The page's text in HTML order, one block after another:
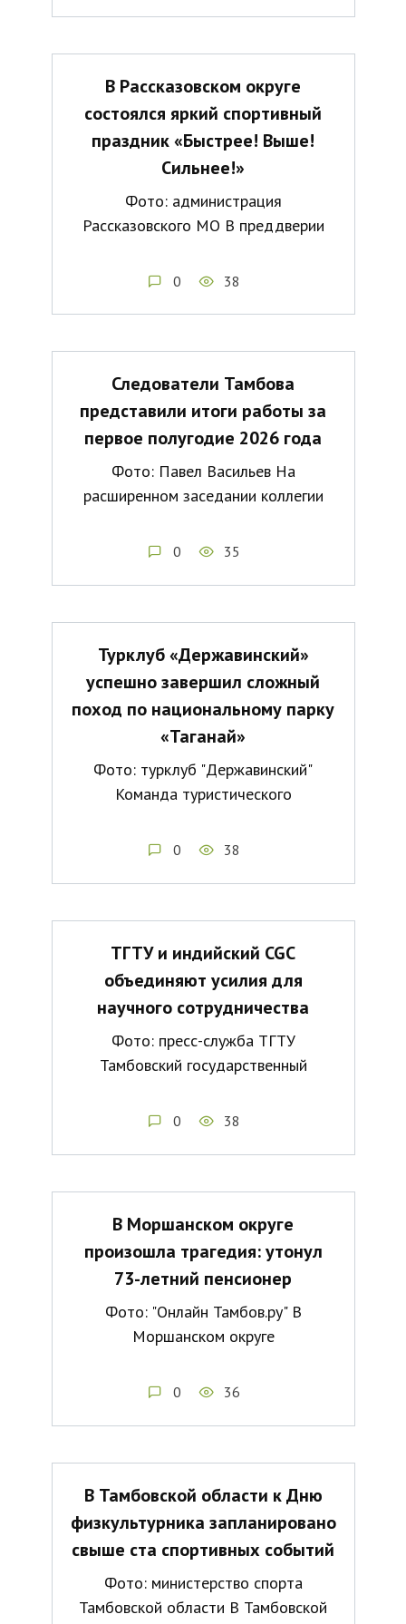
В Рассказовском округе
состоялся яркий спортивный
праздник «Быстрее! Выше!
Сильнее!»
Фото: администрация
Рассказовского МО В преддверии
0 38
Следователи Тамбова
представили итоги работы за
первое полугодие 2026 года
Фото: Павел Васильев На
расширенном заседании коллегии
0 35
Турклуб «Державинский»
успешно завершил сложный
поход по национальному парку
«Таганай»
Фото: турклуб "Державинский"
Команда туристического
0 38
ТГТУ и индийский CGC
объединяют усилия для
научного сотрудничества
Фото: пресс-служба ТГТУ
Тамбовский государственный
0 38
В Моршанском округе
произошла трагедия: утонул
73-летний пенсионер
Фото: "Онлайн Тамбов.ру" В
Моршанском округе
0 36
В Тамбовской области к Дню
физкультурника запланировано
свыше ста спортивных событий
Фото: министерство спорта
Тамбовской области В Тамбовской